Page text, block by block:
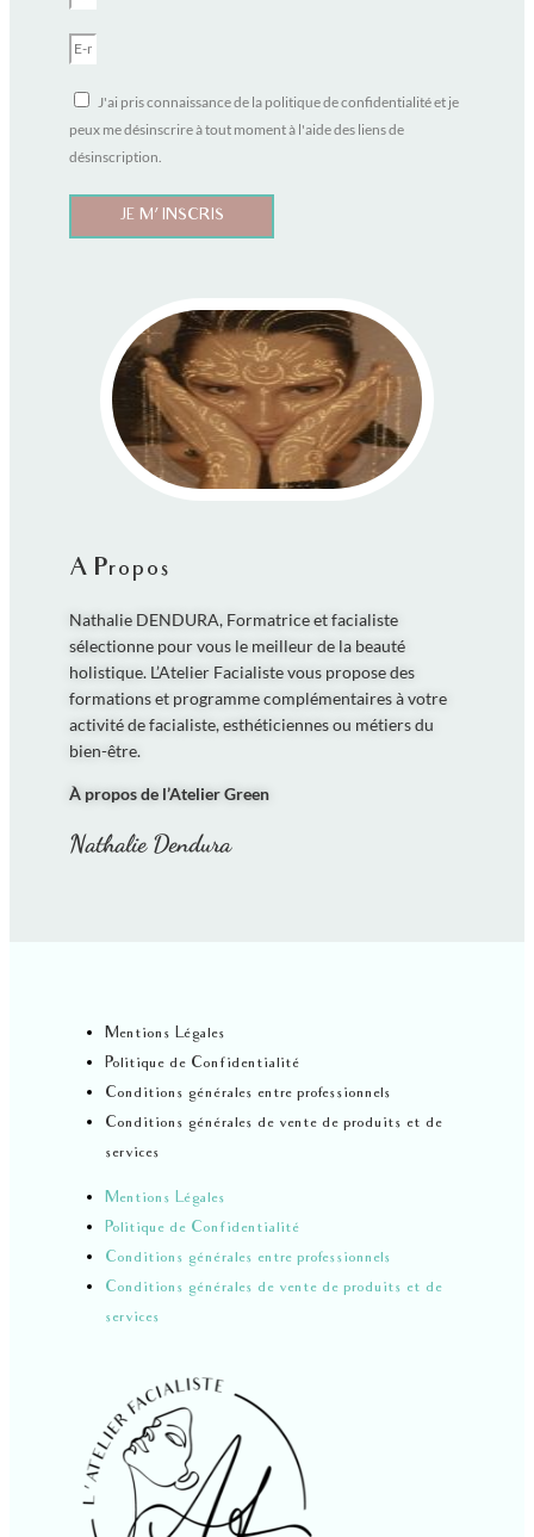
J'ai pris connaissance de la politique de confidentialité et je
peux me désinscrire à tout moment à l'aide des liens de
désinscription.
JE M'INSCRIS
A Propos
Nathalie DENDURA, Formatrice et facialiste
sélectionne pour vous le meilleur de la beauté
holistique. L’Atelier Facialiste vous propose des
formations et programme complémentaires à votre
activité de facialiste, esthéticiennes ou métiers du
bien-être.
À propos de l’Atelier Green
Nathalie Dendura
Mentions Légales
Politique de Confidentialité
Conditions générales entre professionnels
Conditions générales de vente de produits et de
services
Mentions Légales
Politique de Confidentialité
Conditions générales entre professionnels
Conditions générales de vente de produits et de
services